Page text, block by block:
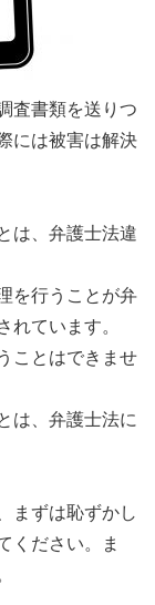
査書類を送りつ
には被害は解決
は、弁護士法違
を行うことが弁
ています。
ことはできませ
は、弁護士法に
まずは恥ずかし
ください。ま